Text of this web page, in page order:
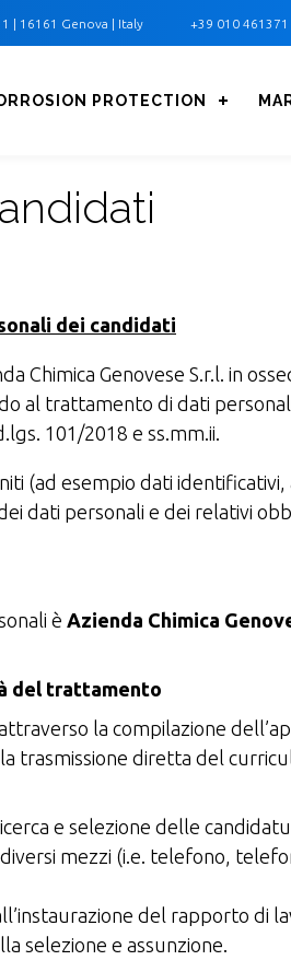
‎| 16161 Genova | Italy +39 010 461371
PROTECTION
dei candidati
Chimica Genovese S.r.l. in
al trattamento di dati
101/2018 e ss.mm.ii.
(ad esempio dati
dati personali e dei relativi
è Azienda Chimica
del trattamento
la compilazione
trasmissione diretta del
e selezione delle
mezzi (i.e. telefono,
del rapporto di
selezione e assunzione.